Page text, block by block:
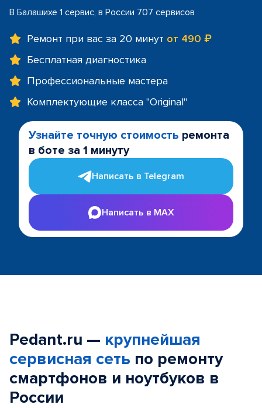
В Балашихе 1 сервис, в России 707 сервисов
Ремонт при вас за 20 минут от 490 ₽
Бесплатная диагностика
Профессиональные мастера
Комплектующие класса "Original"
Узнайте точную стоимость ремонта
в боте за 1 минуту
Написать в Telegram
Написать в MAX
Pedant.ru — крупнейшая
сервисная сеть по ремонту
смартфонов и ноутбуков в
России